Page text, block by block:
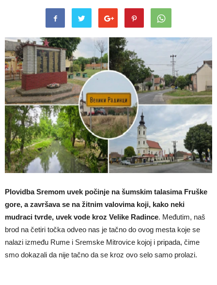
Plovidba Sremom uvek počinje na šumskim talasima Fruške
gore, a završava se na žitnim valovima koji, kako neki
mudraci tvrde, uvek vode kroz Velike Radince. Međutim, naš
brod na četiri točka odveo nas je tačno do ovog mesta koje se
nalazi između Rume i Sremske Mitrovice kojoj i pripada, čime
smo dokazali da nije tačno da se kroz ovo selo samo prolazi.